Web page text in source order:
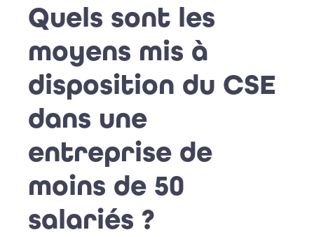
Quels sont les
moyens mis à
disposition du CSE
dans une
entreprise de
moins de 50
salariés ?